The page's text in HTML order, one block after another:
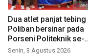
Dua atlet panjat tebing
Poliban bersinar pada
Porseni Politeknik se-
Indonesia 2026
Senin, 3 Agustus 2026